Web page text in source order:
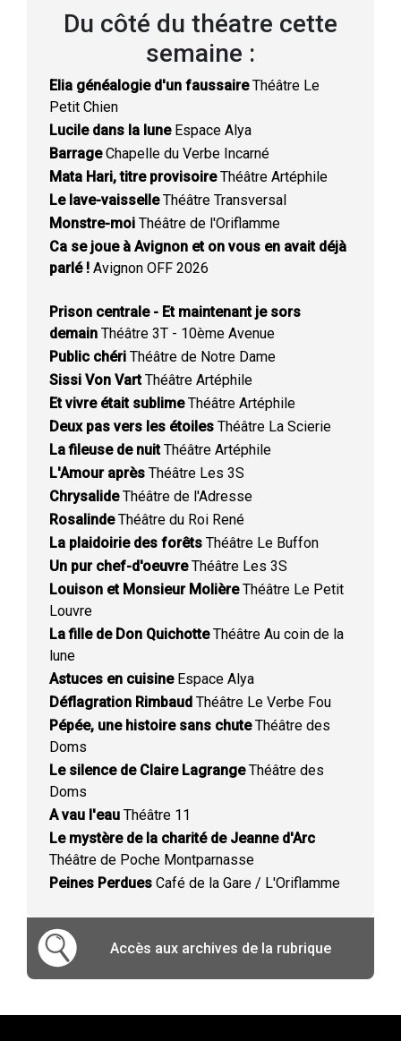
Du côté du théatre cette
semaine :
Elia généalogie d'un faussaireThéâtre Le
Petit Chien
Lucile dans la luneEspace Alya
BarrageChapelle du Verbe Incarné
Mata Hari, titre provisoireThéâtre Artéphile
Le lave-vaisselleThéâtre Transversal
Monstre-moi Théâtre de l'Oriflamme
Ca se joue à Avignon et on vous en avait déjà
parlé ! Avignon OFF 2026
Prison centrale - Et maintenant je sors
demain Théâtre 3T - 10ème Avenue
Public chéri Théâtre de Notre Dame
Sissi Von VartThéâtre Artéphile
Et vivre était sublimeThéâtre Artéphile
Deux pas vers les étoiles Théâtre La Scierie
La fileuse de nuitThéâtre Artéphile
L'Amour après Théâtre Les 3S
ChrysalideThéâtre de l'Adresse
RosalindeThéâtre du Roi René
La plaidoirie des forêts Théâtre Le Buffon
Un pur chef-d'oeuvreThéâtre Les 3S
Louison et Monsieur MolièreThéâtre Le Petit
Louvre
La fille de Don QuichotteThéâtre Au coin de la
lune
Astuces en cuisineEspace Alya
Déflagration Rimbaud Théâtre Le Verbe Fou
Pépée, une histoire sans chuteThéâtre des
Doms
Le silence de Claire LagrangeThéâtre des
Doms
A vau l'eau Théâtre 11
Le mystère de la charité de Jeanne d'Arc
Théâtre de Poche Montparnasse
Peines Perdues Café de la Gare / L'Oriflamme
Accès aux archives de la rubrique